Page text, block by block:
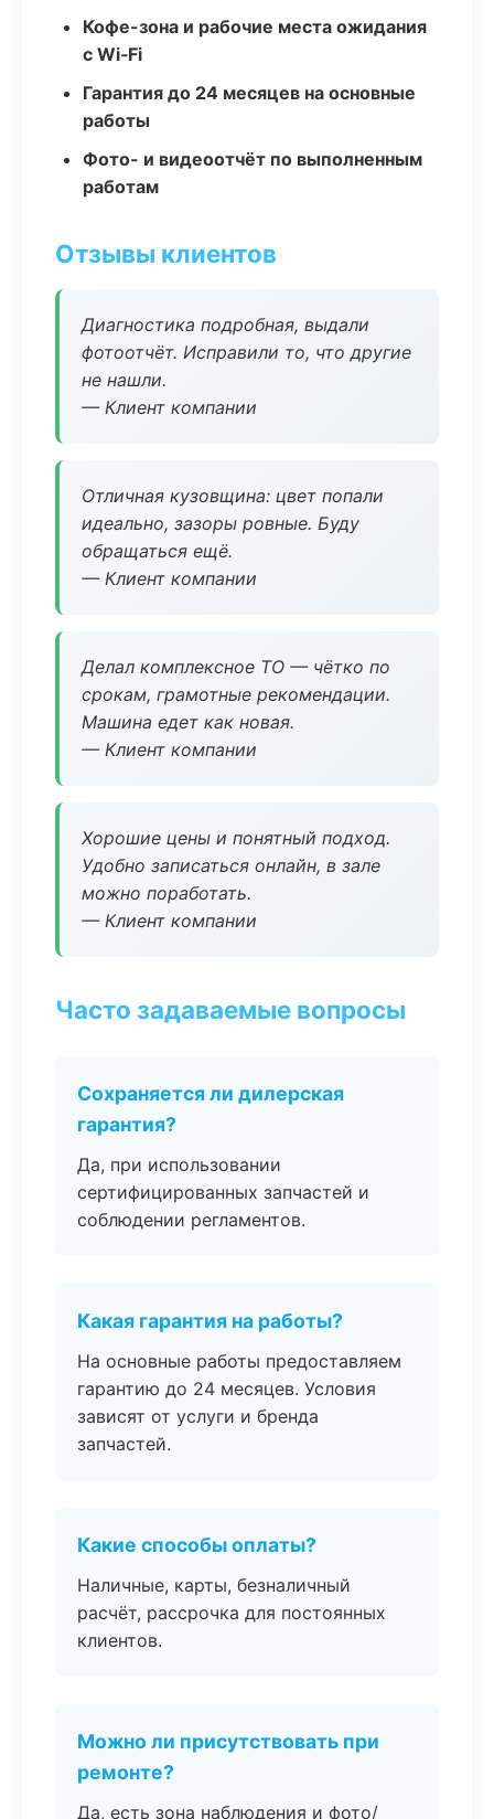
Кофе-зона и рабочие места ожидания
с Wi‑Fi
Гарантия до 24 месяцев на основные
работы
Фото- и видеоотчёт по выполненным
работам
Отзывы клиентов
Диагностика подробная, выдали
фотоотчёт. Исправили то, что другие
не нашли.
— Клиент компании
Отличная кузовщина: цвет попали
идеально, зазоры ровные. Буду
обращаться ещё.
— Клиент компании
Делал комплексное ТО — чётко по
срокам, грамотные рекомендации.
Машина едет как новая.
— Клиент компании
Хорошие цены и понятный подход.
Удобно записаться онлайн, в зале
можно поработать.
— Клиент компании
Часто задаваемые вопросы
Сохраняется ли дилерская
гарантия?
Да, при использовании
сертифицированных запчастей и
соблюдении регламентов.
Какая гарантия на работы?
На основные работы предоставляем
гарантию до 24 месяцев. Условия
зависят от услуги и бренда
запчастей.
Какие способы оплаты?
Наличные, карты, безналичный
расчёт, рассрочка для постоянных
клиентов.
Можно ли присутствовать при
ремонте?
Да, есть зона наблюдения и фото/